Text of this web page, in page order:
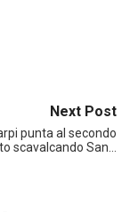
Next Post
punta al secondo
scavalcando San…